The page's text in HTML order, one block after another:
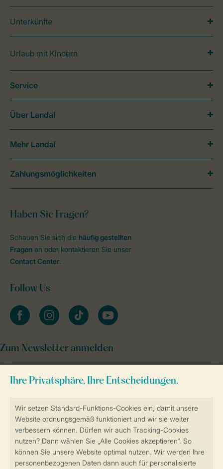
Sicher und schnell zur Online-Buchung
Sichere Datenübertragung
Unterkünfte
Urlaub mit Kindern
Haben Sie Fragen?
Schauen Sie sich die häufig gestellten
Fragen an oder kontaktieren Sie unser
Contact Center.
Follow Us
facebookinstagramtiktok youtube
Zum Newsletter anmelden
Service
Über Landal
Mehr Landal
Zahlungsmöglichkeiten